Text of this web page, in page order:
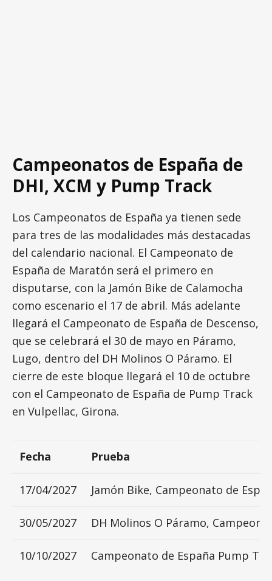
Campeonatos de España de
DHI, XCM y Pump Track
Los Campeonatos de España ya tienen sede
para tres de las modalidades más destacadas
del calendario nacional. El Campeonato de
España de Maratón será el primero en
disputarse, con la Jamón Bike de Calamocha
como escenario el 17 de abril. Más adelante
llegará el Campeonato de España de Descenso,
que se celebrará el 30 de mayo en Páramo,
Lugo, dentro del DH Molinos O Páramo. El
cierre de este bloque llegará el 10 de octubre
con el Campeonato de España de Pump Track
en Vulpellac, Girona.
Fecha Prueba
17/04/2027 Jamón Bike, Campeonato de
30/05/2027 DH Molinos O Páramo,
10/10/2027 Campeonato de España Pump